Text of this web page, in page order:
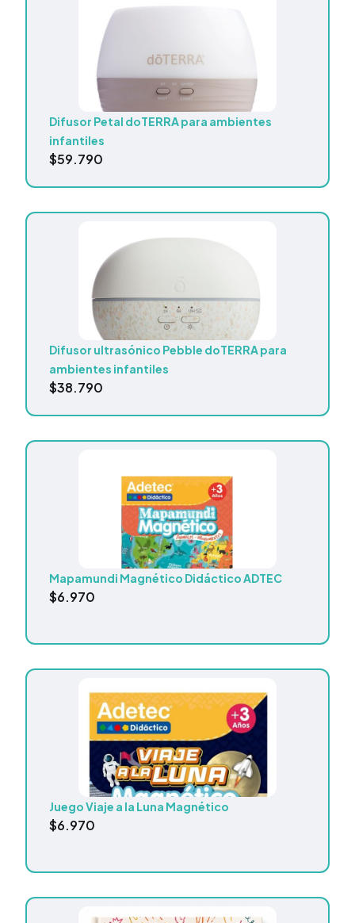
Difusor Petal doTERRA para ambientes
infantiles
$59.790
Difusor ultrasónico Pebble doTERRA para
ambientes infantiles
$38.790
Mapamundi Magnético Didáctico ADTEC
$6.970
Juego Viaje a la Luna Magnético
$6.970